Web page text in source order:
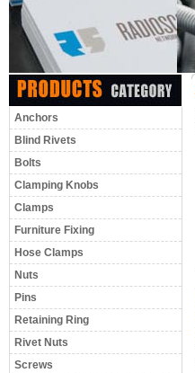
Anchors
Blind Rivets
Bolts
Clamping Knobs
Clamps
Furniture Fixing
Hose Clamps
Nuts
Pins
Retaining Ring
Rivet Nuts
Screws